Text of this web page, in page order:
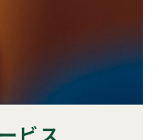
ビス